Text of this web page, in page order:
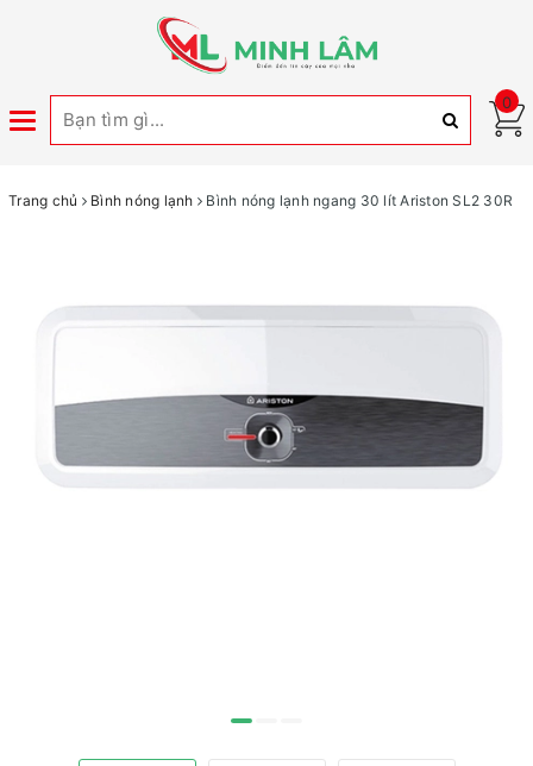
Toggle
0
Trang chủ Bình nóng lạnh Bình nóng lạnh ngang 30 lít Ariston SL2 30R